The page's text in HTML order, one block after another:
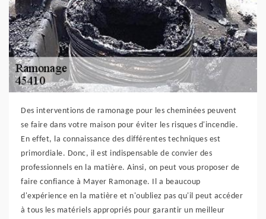
Des interventions de ramonage pour les cheminées peuvent
se faire dans votre maison pour éviter les risques d'incendie.
En effet, la connaissance des différentes techniques est
primordiale. Donc, il est indispensable de convier des
professionnels en la matière. Ainsi, on peut vous proposer de
faire confiance à Mayer Ramonage. Il a beaucoup
d'expérience en la matière et n'oubliez pas qu'il peut accéder
à tous les matériels appropriés pour garantir un meilleur